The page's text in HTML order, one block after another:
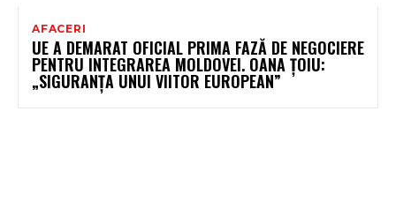
AFACERI
UE A DEMARAT OFICIAL PRIMA FAZĂ DE NEGOCIERE
PENTRU INTEGRAREA MOLDOVEI. OANA ȚOIU:
„SIGURANȚA UNUI VIITOR EUROPEAN”